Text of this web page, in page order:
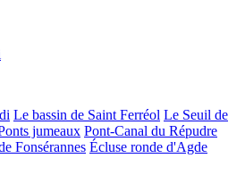
Le bassin de Saint Ferréol Le Seuil de
jumeaux Pont-Canal du Répudre
Fonsérannes Écluse ronde d'Agde